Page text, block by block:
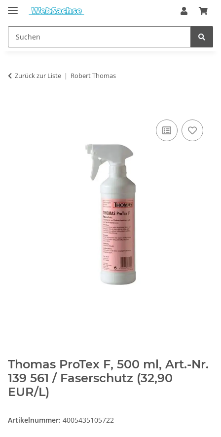
Zurück zur Liste Robert Thomas
Thomas ProTex F, 500 ml, Art.-Nr.
139 561 / Faserschutz (32,90
EUR/L)
Artikelnummer: 4005435105722